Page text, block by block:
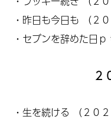
・ 昨日も今日も （２
・ セブンを辞めた日ｐ
２
・生を続ける （２０